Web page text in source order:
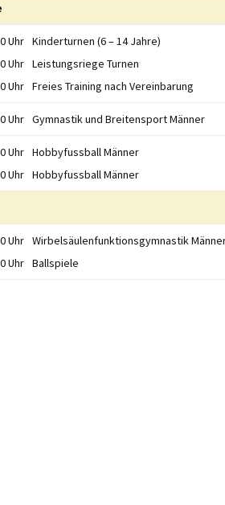
Uhr
Uhr
Uhr
Kinderturnen (6 – 14 Jahre)
Leistungsriege Turnen
Freies Training nach Vereinbarung
Uhr Gymnastik und Breitensport Männer
Uhr
Uhr
Hobbyfussball Männer
Hobbyfussball Männer
Uhr
Uhr
Wirbelsäulenfunktionsgymnastik
Ballspiele